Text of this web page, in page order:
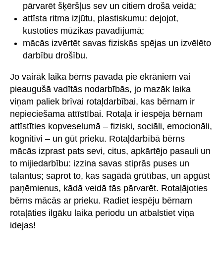
pārvarēt šķēršļus sev un citiem drošā veidā;
attīsta ritma izjūtu, plastiskumu: dejojot,
kustoties mūzikas pavadījumā;
mācās izvērtēt savas fiziskās spējas un izvēlēto
darbību drošību.
Jo vairāk laika bērns pavada pie ekrāniem vai
pieaugušā vadītās nodarbībās, jo mazāk laika
viņam paliek brīvai rotaļdarbībai, kas bērnam ir
nepieciešama attīstībai. Rotaļa ir iespēja bērnam
attīstīties kopveselumā – fiziski, sociāli, emocionāli,
kognitīvi – un gūt prieku. Rotaļdarbībā bērns
mācās izprast pats sevi, citus, apkārtējo pasauli un
to mijiedarbību: izzina savas stiprās puses un
talantus; saprot to, kas sagādā grūtības, un apgūst
paņēmienus, kādā veidā tās pārvarēt. Rotaļājoties
bērns mācās ar prieku. Radiet iespēju bērnam
rotaļāties ilgāku laika periodu un atbalstiet viņa
idejas!